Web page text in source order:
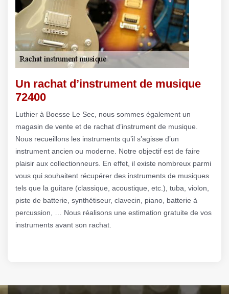
Un rachat d’instrument de musique
72400
Luthier à Boesse Le Sec, nous sommes également un
magasin de vente et de rachat d’instrument de musique.
Nous recueillons les instruments qu’il s’agisse d’un
instrument ancien ou moderne. Notre objectif est de faire
plaisir aux collectionneurs. En effet, il existe nombreux parmi
vous qui souhaitent récupérer des instruments de musiques
tels que la guitare (classique, acoustique, etc.), tuba, violon,
piste de batterie, synthétiseur, clavecin, piano, batterie à
percussion, … Nous réalisons une estimation gratuite de vos
instruments avant son rachat.